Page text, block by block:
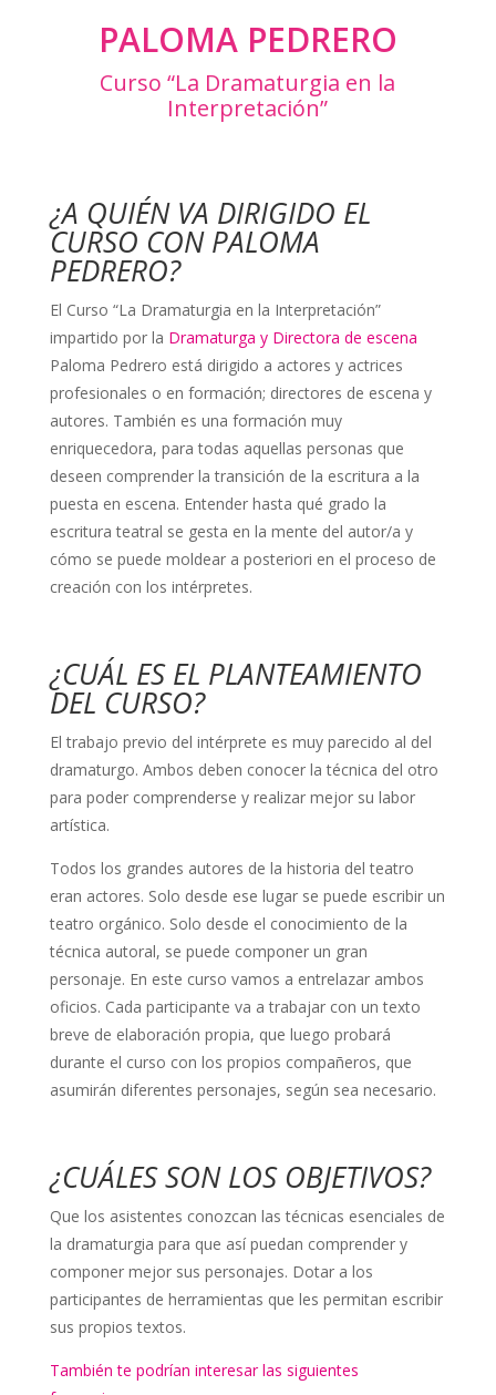
PALOMA PEDRERO
Curso “La Dramaturgia en la
Interpretación”
¿A QUIÉN VA DIRIGIDO EL
CURSO CON PALOMA
PEDRERO?
El Curso “La Dramaturgia en la Interpretación”
impartido por la Dramaturga y Directora de escena
Paloma Pedrero está dirigido a actores y actrices
profesionales o en formación; directores de escena y
autores. También es una formación muy
enriquecedora, para todas aquellas personas que
deseen comprender la transición de la escritura a la
puesta en escena. Entender hasta qué grado la
escritura teatral se gesta en la mente del autor/a y
cómo se puede moldear a posteriori en el proceso de
creación con los intérpretes.
¿CUÁL ES EL PLANTEAMIENTO
DEL CURSO?
El trabajo previo del intérprete es muy parecido al del
dramaturgo. Ambos deben conocer la técnica del otro
para poder comprenderse y realizar mejor su labor
artística.
Todos los grandes autores de la historia del teatro
eran actores. Solo desde ese lugar se puede escribir un
teatro orgánico. Solo desde el conocimiento de la
técnica autoral, se puede componer un gran
personaje. En este curso vamos a entrelazar ambos
oficios. Cada participante va a trabajar con un texto
breve de elaboración propia, que luego probará
durante el curso con los propios compañeros, que
asumirán diferentes personajes, según sea necesario.
¿CUÁLES SON LOS OBJETIVOS?
Que los asistentes conozcan las técnicas esenciales de
la dramaturgia para que así puedan comprender y
componer mejor sus personajes. Dotar a los
participantes de herramientas que les permitan escribir
sus propios textos.
También te podrían interesar las siguientes